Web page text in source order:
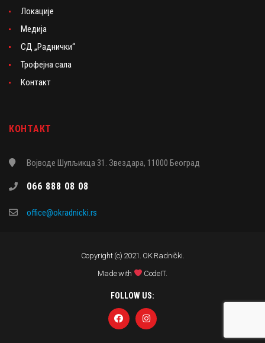
Локације
Медија
СД „Раднички“
Трофејна сала
Контакт
КОНТАКТ
Војводе Шупљикца 31. Звездара, 11000 Београд
066 888 08 08
office@okradnicki.rs
Copyright (c) 2021. OK Radnički.
Made with
CodeIT.
FOLLOW US: